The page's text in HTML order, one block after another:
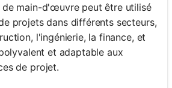
de main-d'œuvre peut être utilisé
projets dans différents secteurs,
l'ingénierie, la finance, et
et adaptable aux
de projet.